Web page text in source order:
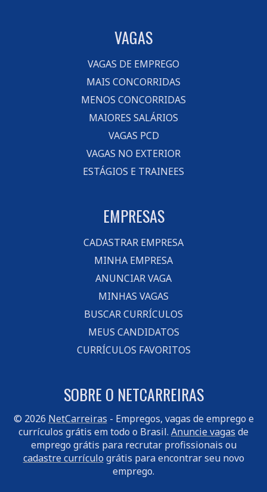
VAGAS
VAGAS DE EMPREGO
MAIS CONCORRIDAS
MENOS CONCORRIDAS
MAIORES SALÁRIOS
VAGAS PCD
VAGAS NO EXTERIOR
ESTÁGIOS E TRAINEES
EMPRESAS
CADASTRAR EMPRESA
MINHA EMPRESA
ANUNCIAR VAGA
MINHAS VAGAS
BUSCAR CURRÍCULOS
MEUS CANDIDATOS
CURRÍCULOS FAVORITOS
SOBRE O NETCARREIRAS
© 2026 NetCarreiras - Empregos, vagas de emprego e
currículos grátis em todo o Brasil. Anuncie vagas de
emprego grátis para recrutar profissionais ou
cadastre currículo grátis para encontrar seu novo
emprego.